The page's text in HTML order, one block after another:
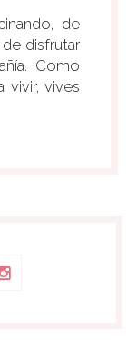
de
disfrutar
Como
vivir, vives